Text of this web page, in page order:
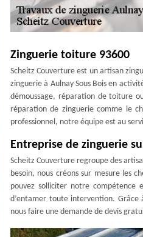
Zinguerie toiture 93600
Scheitz Couverture est un artisan
zinguerie à Aulnay Sous Bois en
démoussage, réparation de toiture
réparation de zinguerie comme le
professionnel, notre équipe est au
Entreprise de zinguerie
Scheitz Couverture regroupe des
besoin, nous créons sur mesure les
pouvez solliciter notre compétence
d’entamer toute intervention. Grâce
nous faire une demande de devis